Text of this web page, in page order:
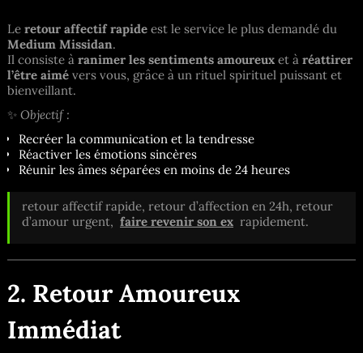
Le retour affectif rapide est le service le plus demandé du
Medium Missidan.
Il consiste à ranimer les sentiments amoureux et à réattirer
l’être aimé vers vous, grâce à un rituel spirituel puissant et
bienveillant.
✨ Objectif :
Recréer la communication et la tendresse
Réactiver les émotions sincères
Réunir les âmes séparées en moins de 24 heures
retour affectif rapide, retour d’affection en 24h, retour
d’amour urgent, faire revenir son ex rapidement.
2. Retour Amoureux
Immédiat